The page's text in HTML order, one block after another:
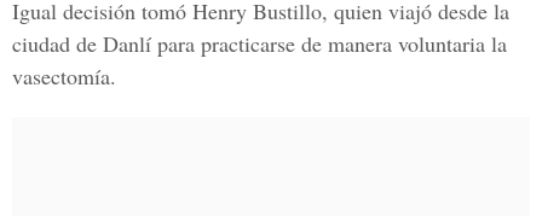
Igual decisión tomó Henry Bustillo, quien viajó desde la
ciudad de Danlí para practicarse de manera voluntaria la
vasectomía.